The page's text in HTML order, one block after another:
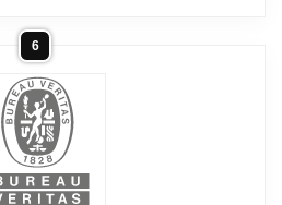
6